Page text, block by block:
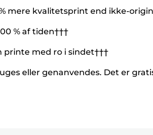
mere kvalitetsprint end ikke-
% af tiden†††
printe med ro i sindet†††
eller genanvendes. Det er